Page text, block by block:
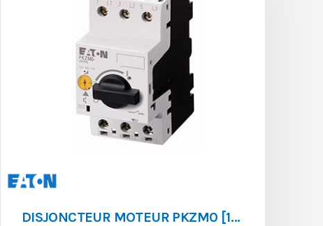
DISJONCTEUR MOTEUR PKZM0 [10 ‐ 16]